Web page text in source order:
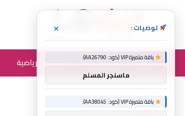
أخبار الرياضة متفرقات رياضية
الرئيسية »
Coop
توصيات : ×
باقة متميزة VIP (كود: AA26790):
ماسنجر المسلم
باقة متميزة VIP (كود: AA38045):